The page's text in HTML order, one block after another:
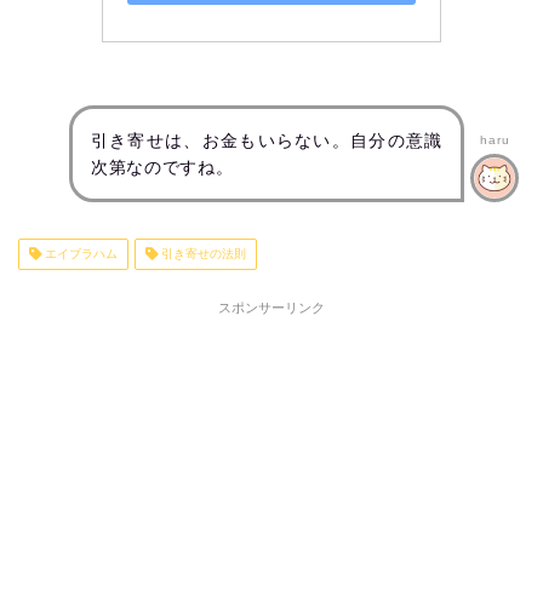
引き寄せは、お金もいらない。自分の意識
次第なのですね。
haru
エイブラハム 引き寄せの法則
スポンサーリンク